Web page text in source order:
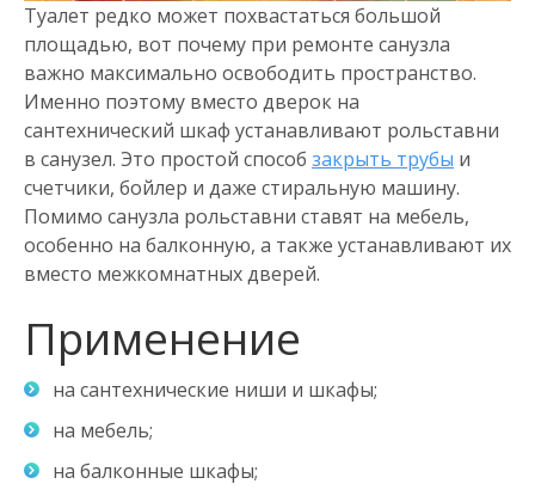
Туалет редко может похвастаться большой
площадью, вот почему при ремонте санузла
важно максимально освободить пространство.
Именно поэтому вместо дверок на
сантехнический шкаф устанавливают рольставни
в санузел. Это простой способ закрыть трубы и
счетчики, бойлер и даже стиральную машину.
Помимо санузла рольставни ставят на мебель,
особенно на балконную, а также устанавливают их
вместо межкомнатных дверей.
Применение
на сантехнические ниши и шкафы;
на мебель;
на балконные шкафы;